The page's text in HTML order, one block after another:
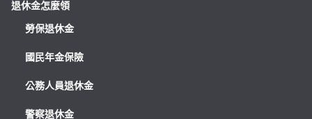
退休金怎麼領
勞保退休金
國民年金保險
公務人員退休金
警察退休金